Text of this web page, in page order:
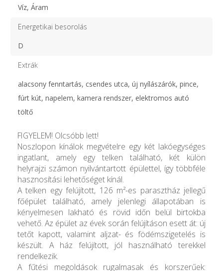
Víz, Áram
Energetikai besorolás
D
Extrák
alacsony fenntartás, csendes utca, új nyílászárók, pince,
fúrt kút, napelem, kamera rendszer, elektromos autó
töltő
FIGYELEM! Olcsóbb lett!
Noszlopon kínálok megvételre egy két lakóegységes
ingatlant, amely egy telken található, két külön
helyrajzi számon nyilvántartott épülettel, így többféle
hasznosítási lehetőséget kínál.
A telken egy felújított, 126 m²-es parasztház jellegű
főépület található, amely jelenlegi állapotában is
kényelmesen lakható és rövid időn belül birtokba
vehető. Az épület az évek során felújításon esett át: új
tetőt kapott, valamint aljzat- és födémszigetelés is
készült. A ház felújított, jól használható terekkel
rendelkezik.
A fűtési megoldások rugalmasak és korszerűek: